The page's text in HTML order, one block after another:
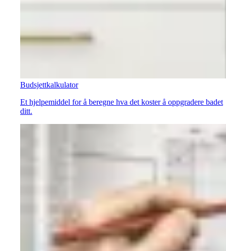
Budsjettkalkulator
Et hjelpemiddel for å beregne hva det koster å oppgradere badet
ditt.